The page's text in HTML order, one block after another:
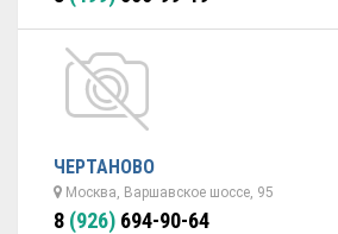
ЧЕРТАНОВО
Москва, Варшавское шоссе, 95
8 (926) 694-90-64